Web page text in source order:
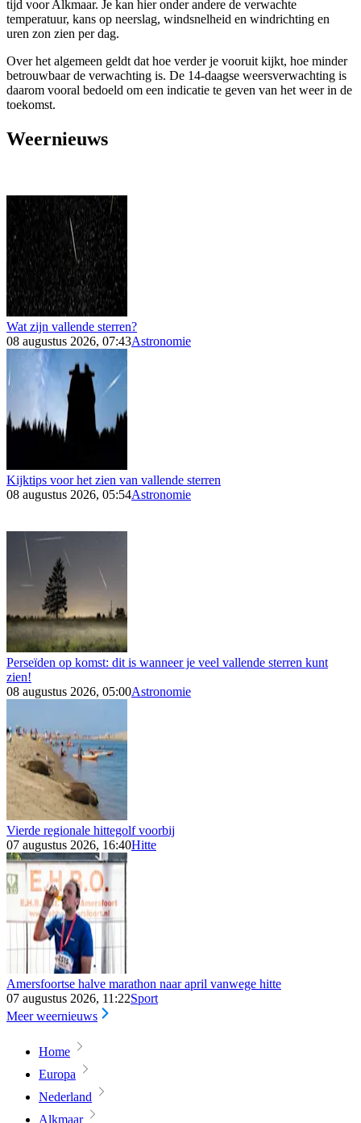
tijd voor Alkmaar. Je kan hier onder andere de verwachte
temperatuur, kans op neerslag, windsnelheid en windrichting en
uren zon zien per dag.
Over het algemeen geldt dat hoe verder je vooruit kijkt, hoe minder
betrouwbaar de verwachting is. De 14-daagse weersverwachting is
daarom vooral bedoeld om een indicatie te geven van het weer in de
toekomst.
Weernieuws
Wat zijn vallende sterren?
08 augustus 2026, 07:43Astronomie
Kijktips voor het zien van vallende sterren
08 augustus 2026, 05:54Astronomie
Perseïden op komst: dit is wanneer je veel vallende sterren kunt
zien!
08 augustus 2026, 05:00Astronomie
Vierde regionale hittegolf voorbij
07 augustus 2026, 16:40Hitte
Amersfoortse halve marathon naar april vanwege hitte
07 augustus 2026, 11:22Sport
Meer weernieuws
Home
Europa
Nederland
Alkmaar